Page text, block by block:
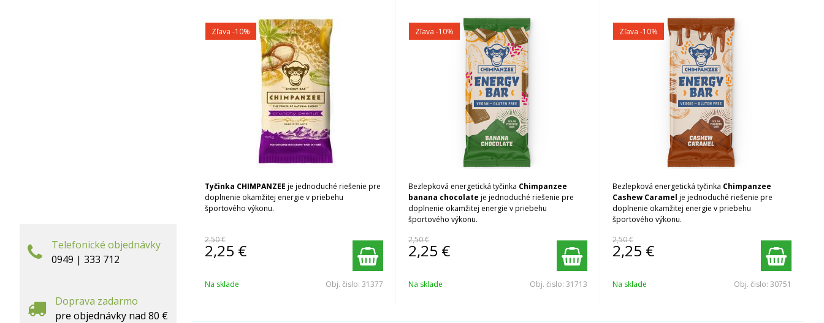
Zľava -10%
Tyčinka CHIMPANZEE je jednoduché riešenie pre
doplnenie okamžitej energie v priebehu
športového výkonu.
2,50 €
2,25 €
Na sklade Obj. čislo:31377
Zľava -10%
Bezlepková energetická tyčinka Chimpanzee
banana chocolate je jednoduché riešenie pre
doplnenie okamžitej energie v priebehu
športového výkonu.
2,50 €
2,25 €
Na sklade Obj. čislo:31713
Zľava -10%
Bezlepková energetická tyčinka Chimpanzee
Cashew Caramel je jednoduché riešenie pre
doplnenie okamžitej energie v priebehu
športového výkonu.
2,50 €
2,25 €
Na sklade Obj. čislo: 30751
Telefonické objednávky
0949 | 333 712
Doprava zadarmo
pre objednávky nad 80 €